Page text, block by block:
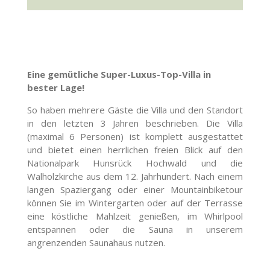
Eine gemütliche Super-Luxus-Top-Villa in
bester Lage!
So haben mehrere Gäste die Villa und den Standort
in den letzten 3 Jahren beschrieben. Die Villa
(maximal 6 Personen) ist komplett ausgestattet
und bietet einen herrlichen freien Blick auf den
Nationalpark Hunsrück Hochwald und die
Walholzkirche aus dem 12. Jahrhundert. Nach einem
langen Spaziergang oder einer Mountainbiketour
können Sie im Wintergarten oder auf der Terrasse
eine köstliche Mahlzeit genießen, im Whirlpool
entspannen oder die Sauna in unserem
angrenzenden Saunahaus nutzen.